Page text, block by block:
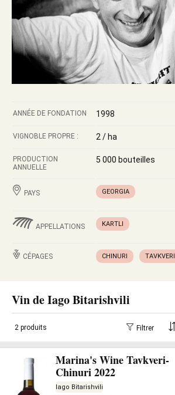
ANNÉE DE FONDATION 1998
VIGNOBLE PROPRE : 2 / ha
PRODUCTION
ANNUELLE
5 000 bouteilles
PAYS GEORGIA
APPELLATIONS KARTLI
CÉPAGES CHINURI TAVKVERI
Vin de Iago Bitarishvili
2 produits Filtrer
Marina's Wine Tavkveri-
Chinuri 2022
Iago Bitarishvili